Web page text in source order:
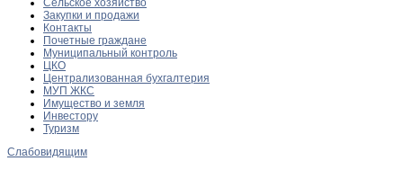
Сельское хозяйство
Закупки и продажи
Контакты
Почетные граждане
Муниципальный контроль
ЦКО
Централизованная бухгалтерия
МУП ЖКС
Имущество и земля
Инвестору
Туризм
Слабовидящим